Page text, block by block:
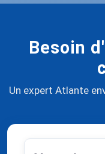
Besoin
Un expert Atlante